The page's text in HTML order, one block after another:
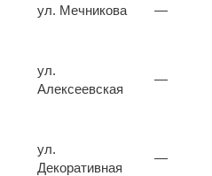
ул. Мечникова —
ул.
Алексеевская
—
ул.
Декоративная
—